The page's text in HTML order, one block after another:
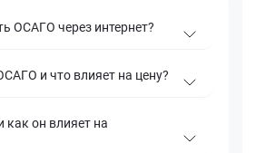
ОСАГО через интернет?
и что влияет на цену?
как он влияет на